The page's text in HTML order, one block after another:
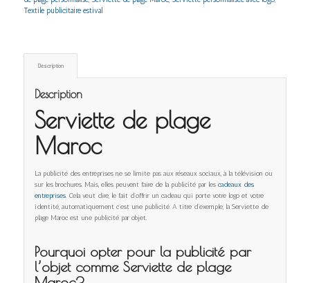
Textile publicitaire estival
Description
Description
Serviette de plage
Maroc
La publicité des entreprises ne se limite pas aux réseaux sociaux, à la télévision ou
sur les brochures. Mais, elles peuvent faire de la publicité par les cadeaux des
entreprises. Cela veut dire, le fait d’offrir un cadeau qui porte votre logo et votre
identité, automatiquement c’est une publicité. A titre d’exemple, la Serviette de
plage Maroc est une publicité par objet.
Pourquoi opter pour la publicité par
l’objet comme Serviette de plage